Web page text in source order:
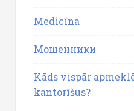
Medicīna
Мошенники
Kāds vispār
kantorīšus?